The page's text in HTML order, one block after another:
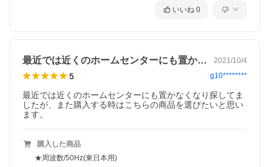
いいね 0
最近では近くのホームセンターにも置かな… 2021/10/4
5 g10********
最近では近くのホームセンターにも置かなくなり探してま
したが、また購入する時はこちらの商品を選びたいと思い
ます。
購入した商品
★周波数/50Hz(東日本用)